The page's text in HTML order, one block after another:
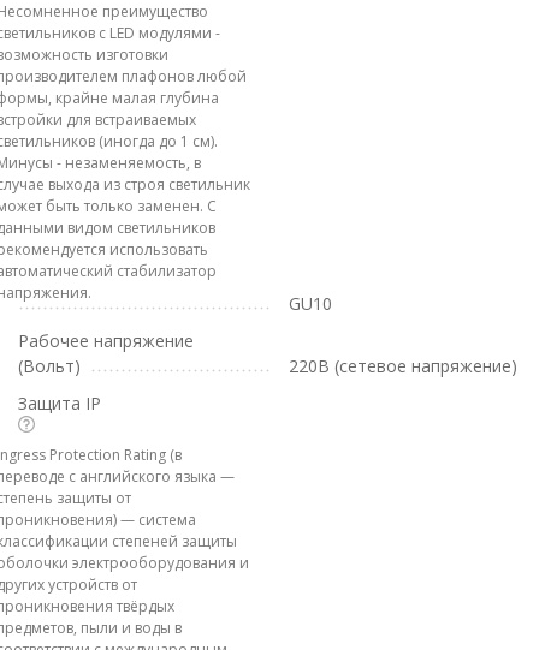
преимущество
с LED модулями -
изготовки
плафонов любой
крайне малая глубина
для встраиваемых
(иногда до 1 см).
- незаменяемость, в
выхода из строя светильник
быть только заменен. С
видом светильников
использовать
стабилизатор
GU10
Рабочее напряжение
(Вольт)
220В (сетевое напряжение)
Защита IP
Protection Rating (в
с английского языка —
защиты от
— система
степеней защиты
электрооборудования и
устройств от
твёрдых
пыли и воды в